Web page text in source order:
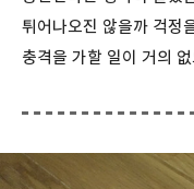
튀어나오진 않을까 걱정
충격을 가할 일이 거의